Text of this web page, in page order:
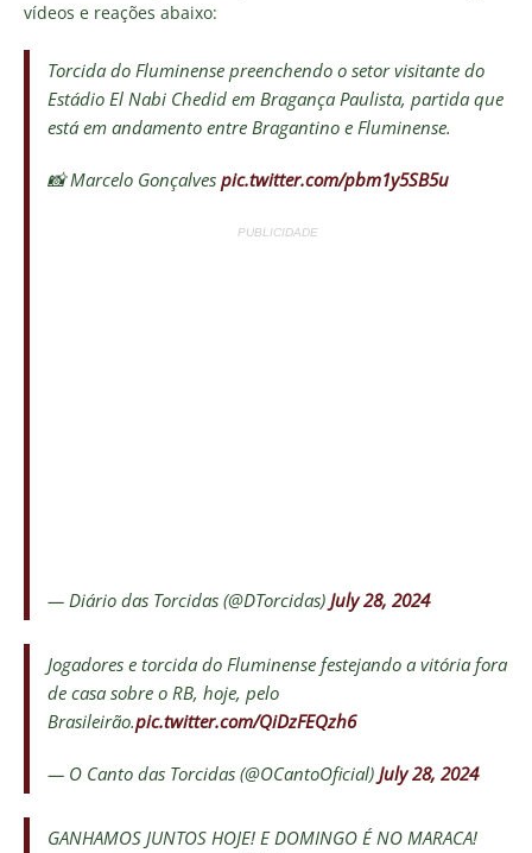
vídeos e reações abaixo:
Torcida do Fluminense preenchendo o setor visitante do
Estádio El Nabi Chedid em Bragança Paulista, partida que
está em andamento entre Bragantino e Fluminense.
📸 Marcelo Gonçalves pic.twitter.com/pbm1y5SB5u
PUBLICIDADE
— Diário das Torcidas (@DTorcidas) July 28, 2024
Jogadores e torcida do Fluminense festejando a vitória fora
de casa sobre o RB, hoje, pelo
Brasileirão.pic.twitter.com/QiDzFEQzh6
— O Canto das Torcidas (@OCantoOficial) July 28, 2024
GANHAMOS JUNTOS HOJE! E DOMINGO É NO MARACA!